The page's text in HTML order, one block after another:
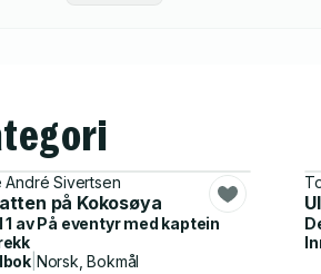
André Sivertsen
på Kokosøya
1 avPå eventyr med kaptein
| Norsk, Bokmål